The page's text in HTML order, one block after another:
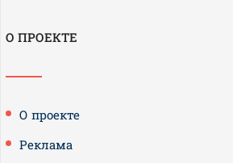
О ПРОЕКТЕ
О проекте
Реклама